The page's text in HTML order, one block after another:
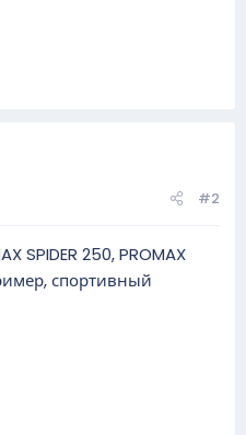
#2
SPIDER 250, PROMAX
спортивный